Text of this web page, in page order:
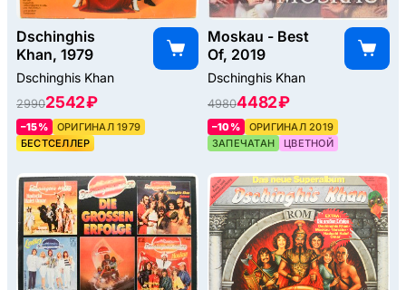
Dschinghis
Khan, 1979
Dschinghis Khan
29902542 ₽
–15%
ОРИГИНАЛ 1979
БЕСТСЕЛЛЕР
Moskau - Best
Of, 2019
Dschinghis Khan
49804482 ₽
–10%
ОРИГИНАЛ 2019
ЗАПЕЧАТАН
ЦВЕТНОЙ